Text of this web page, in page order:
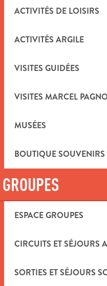
ACTIVITÉS DE LOISIRS
ACTIVITÉS ARGILE
VISITES GUIDÉES
VISITES MARCEL
MUSÉES
BOUTIQUE
GROUPES
ESPACE GROUPES
CIRCUITS ET SÉJOURS
SORTIES ET SÉJOURS
m